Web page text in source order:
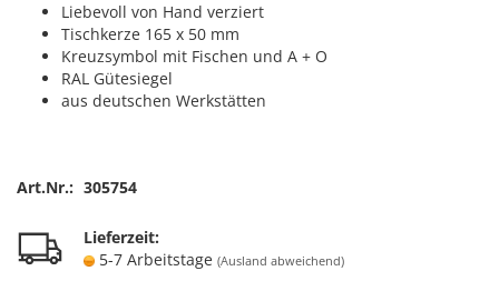
Liebevoll von Hand verziert
Tischkerze 165 x 50 mm
Kreuzsymbol mit Fischen und A + O
RAL Gütesiegel
aus deutschen Werkstätten
Art.Nr.: 305754
Lieferzeit:
5-7 Arbeitstage (Ausland abweichend)